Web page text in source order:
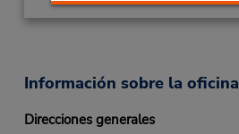
Información sobre la oficina
Direcciones generales